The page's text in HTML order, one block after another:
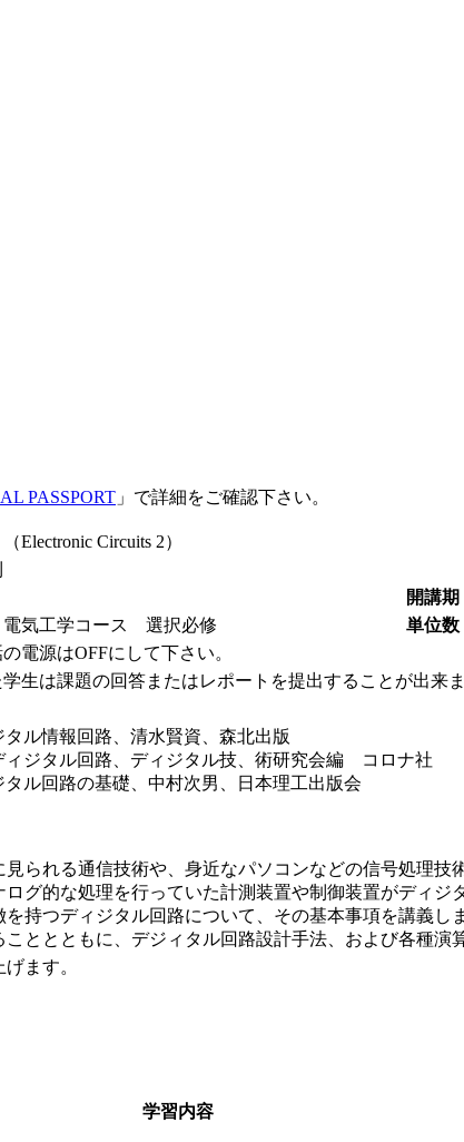
PASSPORT 」で詳細をご確認下さい。
Electronic Circuits 2）
開講期
電気工学コース 選択必修
単位数
電源はOFFにして下さい。
生は課題の回答またはレポートを提出することが出来
ル情報回路、清水賢資、森北出版
ジタル回路、ディジタル技、術研究会編 コロナ社
ル回路の基礎、中村次男、日本理工出版会
られる通信技術や、身近なパソコンなどの信号処理技
ログ的な処理を行っていた計測装置や制御装置がディ
持つディジタル回路について、その基本事項を講義
ととともに、デジィタル回路設計手法、および各種演
ます。
学習内容